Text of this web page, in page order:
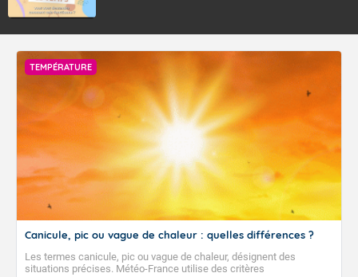
TEMPÉRATURE
Canicule, pic ou vague de chaleur : quelles différences ?
Les termes canicule, pic ou vague de chaleur, désignent des
situations précises. Météo-France utilise des critères